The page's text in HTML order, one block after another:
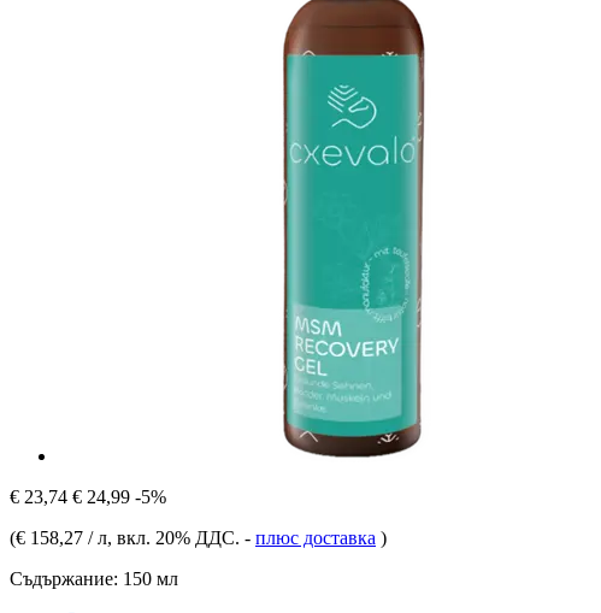
€ 23,74 € 24,99 -5%
(€ 158,27 / л, вкл. 20% ДДС. - плюс доставка )
Съдържание: 150 мл